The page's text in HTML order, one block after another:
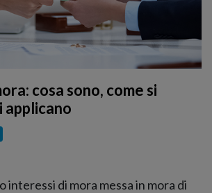
cosa sono, come si
applicano
interessi di mora messa in mora di